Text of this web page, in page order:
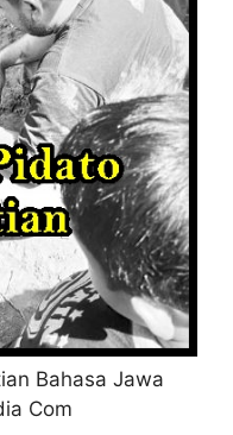
Bahasa Jawa
Com